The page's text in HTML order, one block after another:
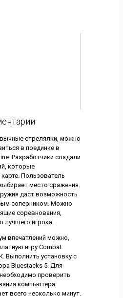
стрелялки, можно
в поединке в
Разработчики создали
которые
Пользователь
место сражения.
даст возможность
соперником. Можно
соревнования,
лучшего игрока.
впечатлений можно,
игру Combat
Выполнить установку с
Bluestacks 5. Для
проверить
компьютера.
всего несколько минут.